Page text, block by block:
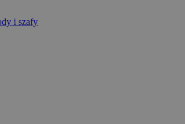
i szafy